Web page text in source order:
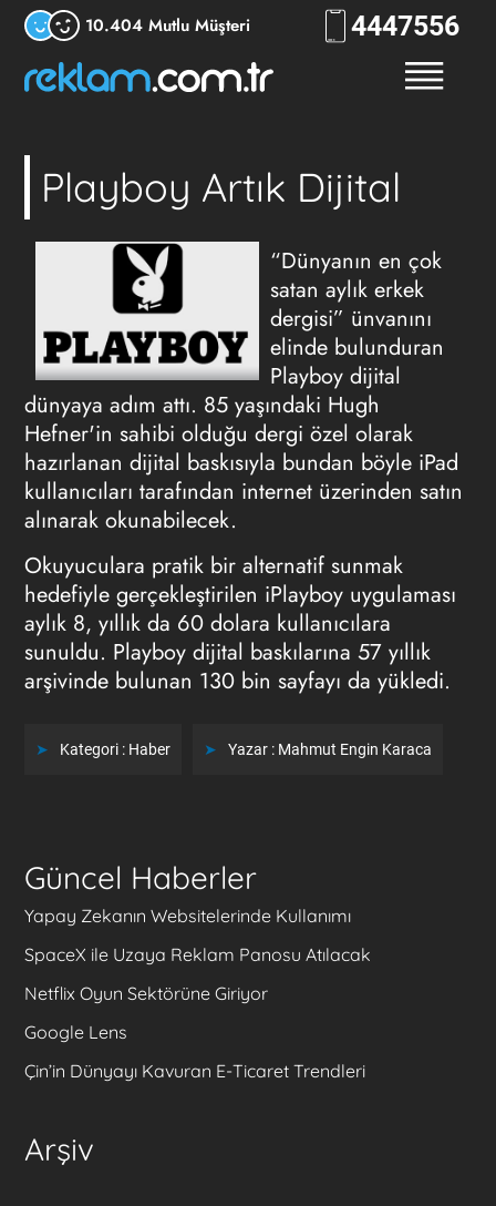
10.404 Mutlu Müşteri 4447556
Playboy Artık Dijital
“Dünyanın en çok
satan aylık erkek
dergisi” ünvanını
elinde bulunduran
Playboy dijital
dünyaya adım attı. 85 yaşındaki Hugh
Hefner'in sahibi olduğu dergi özel olarak
hazırlanan dijital baskısıyla bundan böyle iPad
kullanıcıları tarafından internet üzerinden satın
alınarak okunabilecek.
Okuyuculara pratik bir alternatif sunmak
hedefiyle gerçekleştirilen iPlayboy uygulaması
aylık 8, yıllık da 60 dolara kullanıcılara
sunuldu. Playboy dijital baskılarına 57 yıllık
arşivinde bulunan 130 bin sayfayı da yükledi.
Kategori : Haber Yazar : Mahmut Engin Karaca
Güncel Haberler
Yapay Zekanın Websitelerinde Kullanımı
SpaceX ile Uzaya Reklam Panosu Atılacak
Netflix Oyun Sektörüne Giriyor
Google Lens
Çin’in Dünyayı Kavuran E-Ticaret Trendleri
Arşiv